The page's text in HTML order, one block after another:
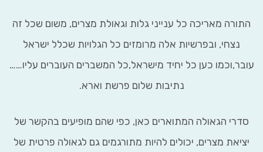
מאריכה כל ענייני גלות וגאולת מצרים, משום שכל זה
נצחי, ובפרשיות אלה מרומזים כל הגלויות שכלל ישראל
כען כל יחיד מישראל,כל המשברים העוברים עליו……
נתיבות שלום פרשת וארא.
הגאולה המתוארים כאן, כפי שהם מופיעים בהקשר של
מצרים, יכולים להיות מתורגמים גם לגאולה פרטית של